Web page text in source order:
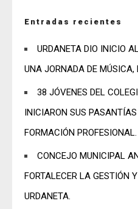
Entradas recientes
URDANETA DIO INICIO
UNA JORNADA DE MÚSICA,
38 JÓVENES DEL
INICIARON SUS
FORMACIÓN PROFESIONAL.
CONCEJO MUNICIPAL
FORTALECER LA GESTIÓN
URDANETA.